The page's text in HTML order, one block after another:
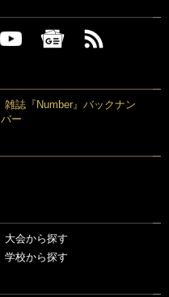
雑誌『Number』バックナン
バー
大会から探す
学校から探す